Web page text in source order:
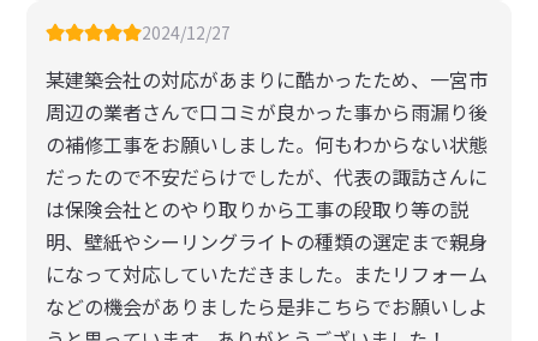
者さんができ、とても心強いです。また、社長さん
の仕事のやり方なども、いちビジネスパーソンとし
て非常に勉強になることが多かったです。この度は
ありがとうございました。
2024/12/27
某建築会社の対応があまりに酷かったため、一宮市
周辺の業者さんで口コミが良かった事から雨漏り後
の補修工事をお願いしました。何もわからない状態
だったので不安だらけでしたが、代表の諏訪さんに
は保険会社とのやり取りから工事の段取り等の説
明、壁紙やシーリングライトの種類の選定まで親身
になって対応していただきました。またリフォーム
などの機会がありましたら是非こちらでお願いしよ